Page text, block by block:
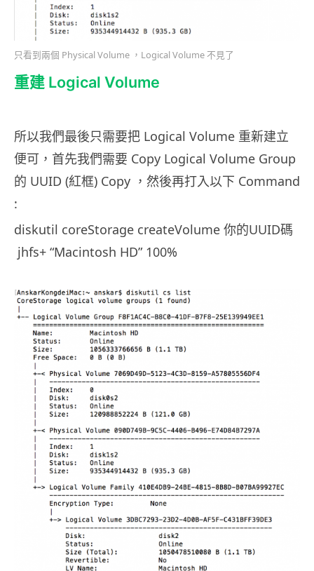
只看到兩個 Physical Volume ，Logical Volume 不見了
重建 Logical Volume
所以我們最後只需要把 Logical Volume 重新建立
便可，首先我們需要 Copy Logical Volume Group
的 UUID (紅框) Copy ，然後再打入以下 Command
:
diskutil coreStorage createVolume 你的UUID碼
jhfs+ “Macintosh HD” 100%